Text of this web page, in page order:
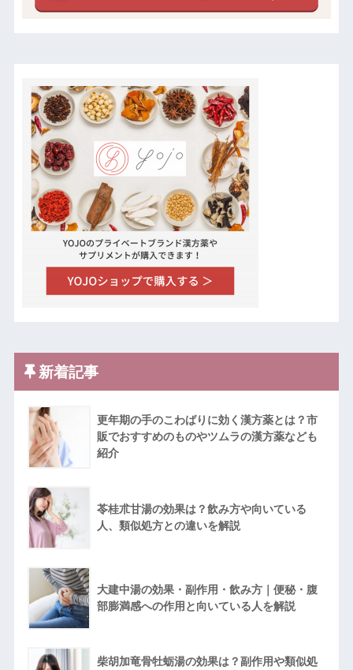
新着記事
更年期の手のこわばりに効く漢方薬とは？市
販でおすすめのものやツムラの漢方薬なども
紹介
苓桂朮甘湯の効果は？飲み方や向いている
人、類似処方との違いを解説
大建中湯の効果・副作用・飲み方｜便秘・腹
部膨満感への作用と向いている人を解説
柴胡加竜骨牡蛎湯の効果は？副作用や類似処